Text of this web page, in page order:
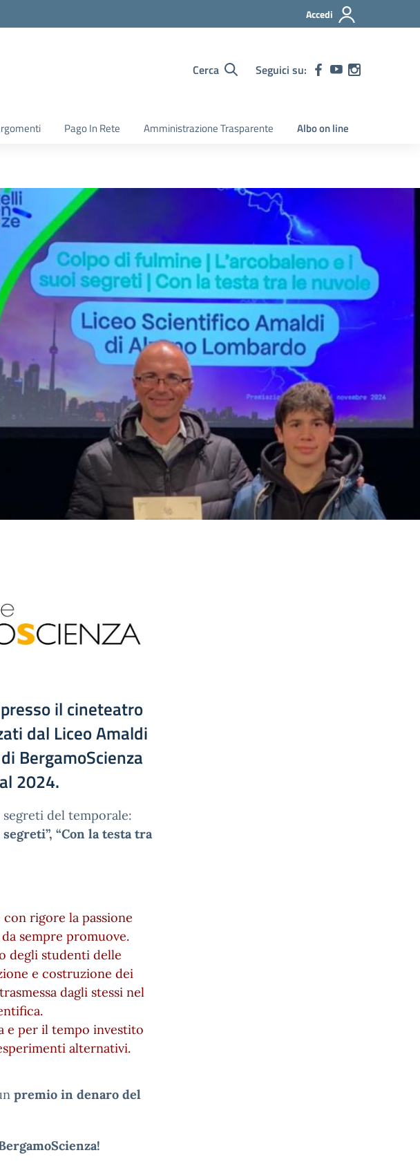
Accedi
Cerca Seguici su:
Pago In Rete Amministrazione Trasparente Albo on line
il cineteatro
dal Liceo Amaldi
BergamoScienza
2024.
segreti del temporale:
“Con la testa tra
rigore la passione
sempre promuove.
degli studenti delle
e costruzione dei
dagli stessi nel
e per il tempo investito
alternativi.
premio in denaro del